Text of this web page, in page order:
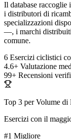
Il database
i distributori di
specializzazioni
—, i marchi
comune.
6 Esercizi ciclistici
4.6+ Valutazione
99+ Recensioni
Top 3 per Volume di
Esercizi con il
#1 Migliore